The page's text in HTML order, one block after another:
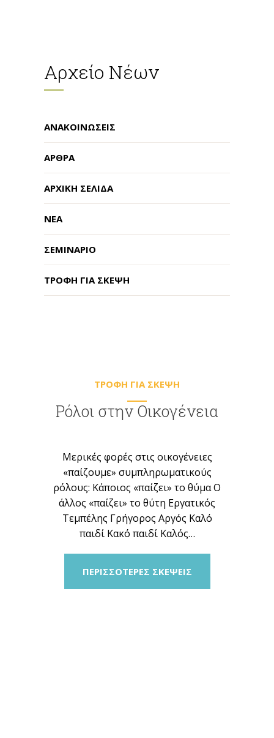
Αρχείο Νέων
ΑΝΑΚΟΙΝΏΣΕΙΣ
ΆΡΘΡΑ
ΑΡΧΙΚΉ ΣΕΛΊΔΑ
ΝΈΑ
ΣΕΜΙΝΆΡΙΟ
ΤΡΟΦΉ ΓΙΑ ΣΚΈΨΗ
TΡΟΦΗ ΓΙΑ ΣΚΕΨΗ
Ρόλοι στην Οικογένεια
Μερικές φορές στις οικογένειες
«παίζουμε» συμπληρωματικούς
ρόλους: Κάποιος «παίζει» το θύμα Ο
άλλος «παίζει» το θύτη Εργατικός
Τεμπέλης Γρήγορος Αργός Καλό
παιδί Κακό παιδί Καλός…
ΠΕΡΙΣΣΟΤΕΡΕΣ ΣΚΕΨΕΙΣ